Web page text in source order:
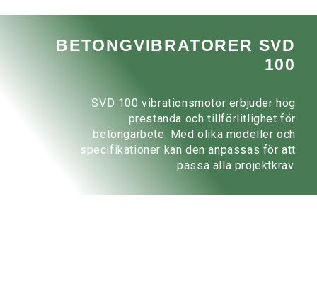
BETONGVIBRATORER SVD
100
SVD 100 vibrationsmotor erbjuder hög
prestanda och tillförlitlighet för
betongarbete. Med olika modeller och
specifikationer kan den anpassas för att
passa alla projektkrav.